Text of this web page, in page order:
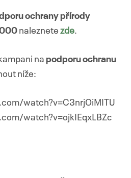
ochrany přírody
naleznete zde.
na podporu ochranu
níže:
watch?v=C3nrjOiMITU
watch?v=ojkIEqxLBZc